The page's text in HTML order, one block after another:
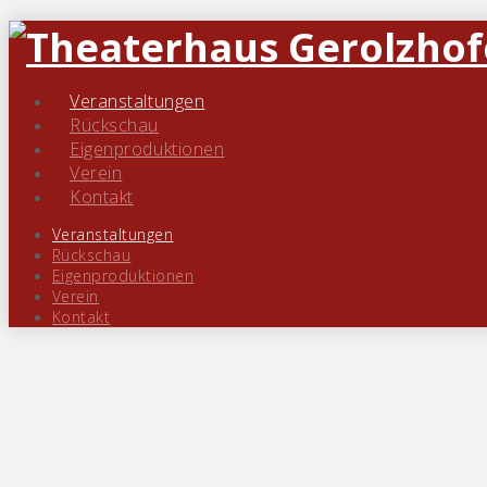
Veranstaltungen
Rückschau
Eigenproduktionen
Verein
Kontakt
Veranstaltungen
Rückschau
Eigenproduktionen
Verein
Kontakt
Diese Veranstaltung hat bereits
Oh, wie
4. Mai 2024 | 15:00